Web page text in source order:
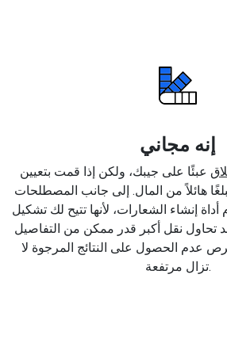
إنه مجاني
عبئًا على جيبك، ولكن إذا قمت بتعيين
هائلاً من المال. إلى جانب المصطلحات
أداة إنشاء الشعارات، لأنها تتيح لك تشكيل
تحاول نقل أكبر قدر ممكن من التفاصيل
عدم الحصول على النتائج المرجوة لا
تزال مرتفعة.